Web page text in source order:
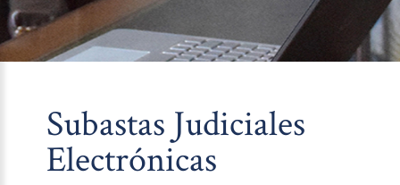
Subastas Judiciales
Electrónicas